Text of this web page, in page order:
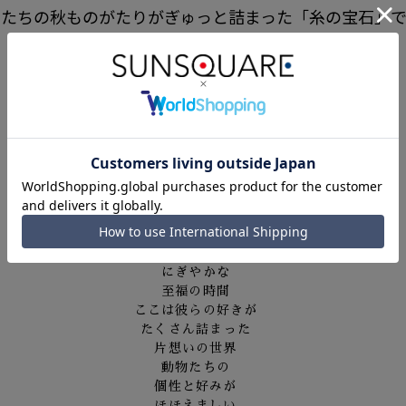
ちの秋ものがたりがぎゅっと詰まった「糸の宝石」
□□□□□□□□□□□□□□□□□□□□□□
「片想い」
秋が深まり
冬支度に忙しい動物たち
走り回って
集めて
食べて
にぎやかな
至福の時間
ここは彼らの好きが
たくさん詰まった
片想いの世界
動物たちの
個性と好みが